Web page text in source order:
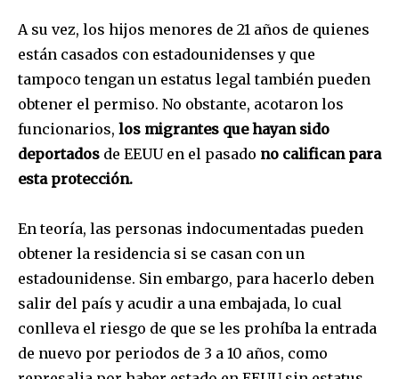
A su vez, los hijos menores de 21 años de quienes
están casados con estadounidenses y que
tampoco tengan un estatus legal también pueden
obtener el permiso. No obstante, acotaron los
funcionarios, los migrantes que hayan sido
deportados de EEUU en el pasado no califican para
esta protección.
En teoría, las personas indocumentadas pueden
obtener la residencia si se casan con un
estadounidense. Sin embargo, para hacerlo deben
salir del país y acudir a una embajada, lo cual
conlleva el riesgo de que se les prohíba la entrada
de nuevo por periodos de 3 a 10 años, como